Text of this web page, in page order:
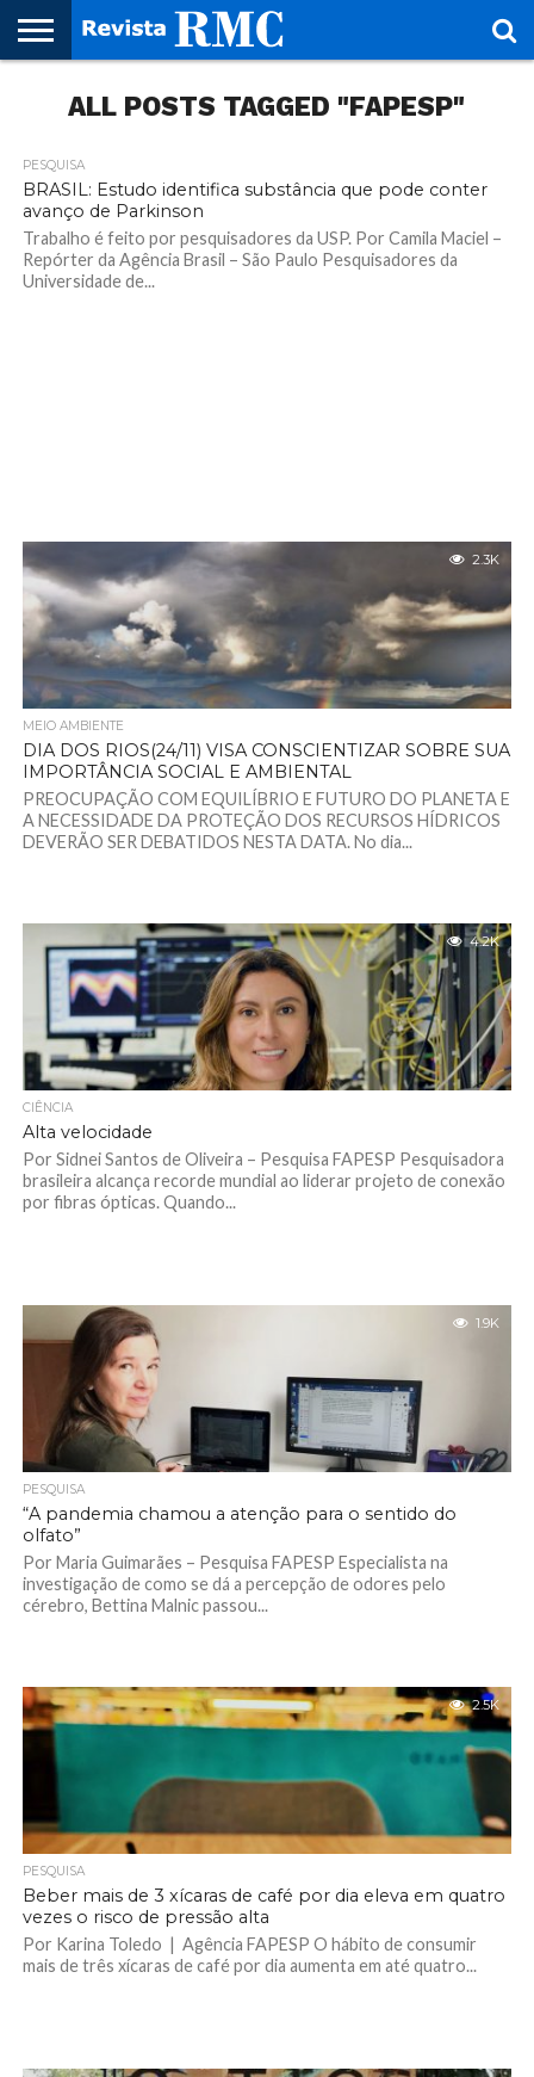
REVISTA
RMC
PROJETO
CULTURAL
RMC – 20
CIDADES
ARTE &
CULTURA
NOTÍCIAS
CORPORATIVAS
EDIÇÕES
ANTERIORES
PARCEIROS
FAÇA
FALE
CONOSCO
ALL POSTS TAGGED "FAPESP"
PESQUISA
BRASIL: Estudo identifica substância que pode conter
avanço de Parkinson
Trabalho é feito por pesquisadores da USP. Por Camila Maciel –
Repórter da Agência Brasil – São Paulo Pesquisadores da
Universidade de...
2.3K
MEIO AMBIENTE
DIA DOS RIOS(24/11) VISA CONSCIENTIZAR SOBRE SUA
IMPORTÂNCIA SOCIAL E AMBIENTAL
PREOCUPAÇÃO COM EQUILÍBRIO E FUTURO DO PLANETA E
A NECESSIDADE DA PROTEÇÃO DOS RECURSOS HÍDRICOS
DEVERÃO SER DEBATIDOS NESTA DATA. No dia...
4.2K
CIÊNCIA
Alta velocidade
Por Sidnei Santos de Oliveira – Pesquisa FAPESP Pesquisadora
brasileira alcança recorde mundial ao liderar projeto de conexão
por fibras ópticas. Quando...
1.9K
PESQUISA
“A pandemia chamou a atenção para o sentido do
olfato”
Por Maria Guimarães – Pesquisa FAPESP Especialista na
investigação de como se dá a percepção de odores pelo
cérebro, Bettina Malnic passou...
2.5K
PESQUISA
Beber mais de 3 xícaras de café por dia eleva em quatro
vezes o risco de pressão alta
Por Karina Toledo | Agência FAPESP O hábito de consumir
mais de três xícaras de café por dia aumenta em até quatro...